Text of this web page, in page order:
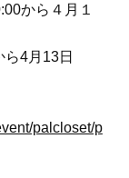
から４月１
4月13日
palcloset/p